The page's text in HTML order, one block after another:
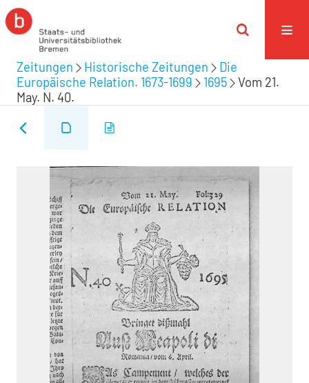
Zeitungen Historische Zeitungen
Die
Europäische Relation. 1673-1699
1695
Vom 21.
May. N. 40.